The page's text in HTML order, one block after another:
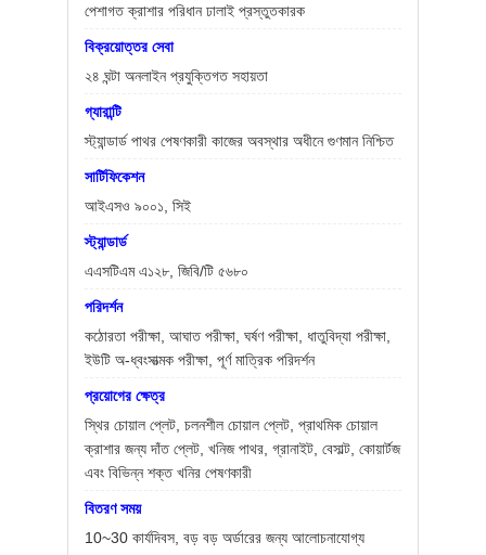
পেশাগত ক্রাশার পরিধান ঢালাই প্রস্তুতকারক
বিক্রয়োত্তর সেবা
২৪ ঘন্টা অনলাইন প্রযুক্তিগত সহায়তা
গ্যারান্টি
স্ট্যান্ডার্ড পাথর পেষণকারী কাজের অবস্থার অধীনে গুণমান নিশ্চিত
সার্টিফিকেশন
আইএসও ৯০০১, সিই
স্ট্যান্ডার্ড
এএসটিএম এ১২৮, জিবি/টি ৫৬৮০
পরিদর্শন
কঠোরতা পরীক্ষা, আঘাত পরীক্ষা, ঘর্ষণ পরীক্ষা, ধাতুবিদ্যা পরীক্ষা,
ইউটি অ-ধ্বংসাত্মক পরীক্ষা, পূর্ণ মাত্রিক পরিদর্শন
প্রয়োগের ক্ষেত্র
স্থির চোয়াল প্লেট, চলনশীল চোয়াল প্লেট, প্রাথমিক চোয়াল
ক্রাশার জন্য দাঁত প্লেট, খনিজ পাথর, গ্রানাইট, বেসাল্ট, কোয়ার্টজ
এবং বিভিন্ন শক্ত খনির পেষণকারী
বিতরণ সময়
10~30 কার্যদিবস, বড় বড় অর্ডারের জন্য আলোচনাযোগ্য